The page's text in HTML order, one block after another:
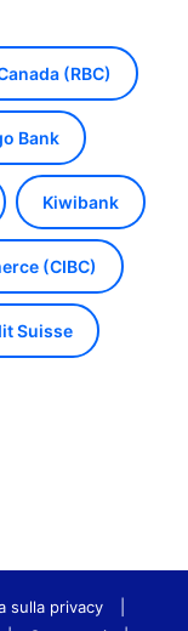
(RBC)
Bank
Kiwibank
(CIBC)
Suisse
sulla privacy